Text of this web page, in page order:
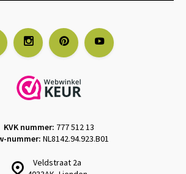
Veldstraat 2a
KVK nummer: 777 512 13
nummer: NL8142.94.923.B01